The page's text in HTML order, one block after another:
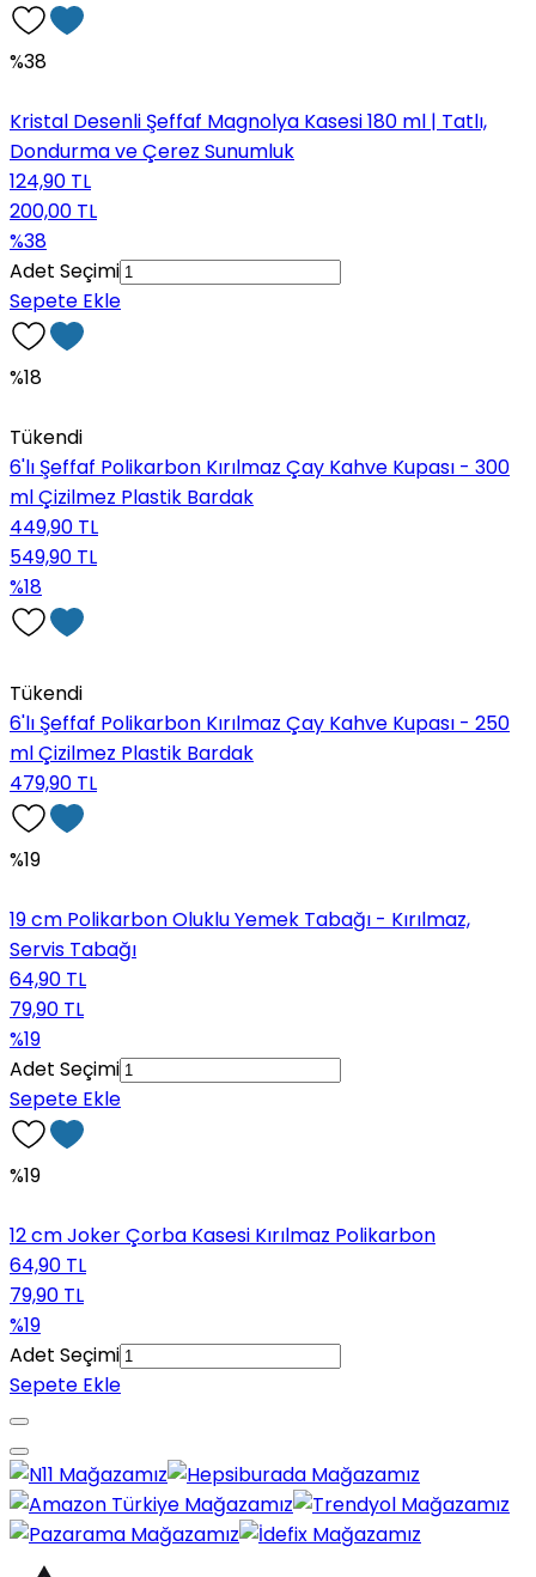
%38
Kristal Desenli Şeffaf Magnolya Kasesi 180 ml | Tatlı,
Dondurma ve Çerez Sunumluk
124,90 TL
200,00 TL
%38
Adet Seçimi
Sepete Ekle
%18
Tükendi
6'lı Şeffaf Polikarbon Kırılmaz Çay Kahve Kupası - 300
ml Çizilmez Plastik Bardak
449,90 TL
549,90 TL
%18
Tükendi
6'lı Şeffaf Polikarbon Kırılmaz Çay Kahve Kupası - 250
ml Çizilmez Plastik Bardak
479,90 TL
%19
19 cm Polikarbon Oluklu Yemek Tabağı - Kırılmaz,
Servis Tabağı
64,90 TL
79,90 TL
%19
Adet Seçimi
Sepete Ekle
%19
12 cm Joker Çorba Kasesi Kırılmaz Polikarbon
64,90 TL
79,90 TL
%19
Adet Seçimi
Sepete Ekle